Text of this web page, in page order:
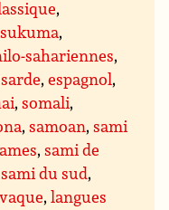
,
sukuma,
sahariennes,
sarde,espagnol,
,somali,
,samoan,sami
,sami de
sami du sud,
,langues